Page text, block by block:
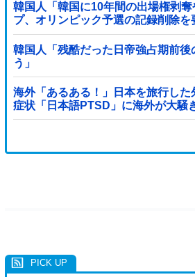
韓国人「韓国に10年間の出場権剥
プ、オリンピック予選の記録削除を
裁を海外メディアが報道！」
韓国人「残酷だった日帝強占期前後
う」
海外「あるある！」日本を旅行した
症状「日本語PTSD」に海外が大騒